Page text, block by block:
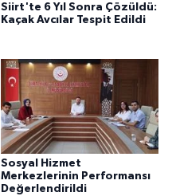
Siirt'te 6 Yıl Sonra Çözüldü:
Kaçak Avcılar Tespit Edildi
Sosyal Hizmet
Merkezlerinin Performansı
Değerlendirildi